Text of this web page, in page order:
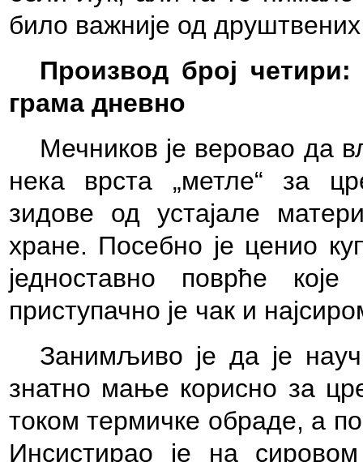
било важније од друштвених
Производ број
грама дневно
Мечников је веровао да
нека врста „метле“ за
зидове од устајале
хране. Посебно је ценио
једноставно поврће
приступачно је чак и
Занимљиво је да је
знатно мање корисно за
током термичке обраде, а
Инсистирао је на